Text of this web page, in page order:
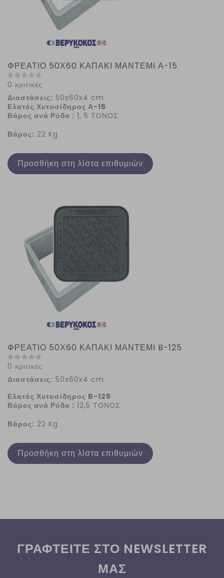
ΦΡΕΑΤΙΟ 50Χ60 ΚΑΠΑΚΙ ΜΑΝΤΕΜΙ Α-15
0 κριτικές
Διαστάσεις: 50x60x4 cm
Ελατός Χυτοσίδηρος Α-15
Βάρος ανά Ρόδα : 1, 5 ΤΟΝΟΣ
Βάρος: 22 Kg
Προσθήκη στη λίστα επιθυμιών
ΦΡΕΑΤΙΟ 50Χ60 ΚΑΠΑΚΙ ΜΑΝΤΕΜΙ B-125
0 κριτικές
Διαστάσεις: 50x60x4 cm
Ελατός Χυτοσίδηρος B-125
Βάρος ανά Ρόδα : 12,5 ΤΟΝΟΣ
Βάρος: 22 Kg
Προσθήκη στη λίστα επιθυμιών
ΓΡΑΦΤΕΙΤΕ ΣΤΟ NEWSLETTER
ΜΑΣ